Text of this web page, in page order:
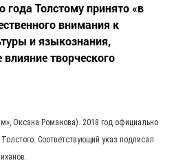
Толстому принято «в
внимания к
и языкознания,
творческого
Оксана Романова). 2018 год официально
Соответствующий указ подписал